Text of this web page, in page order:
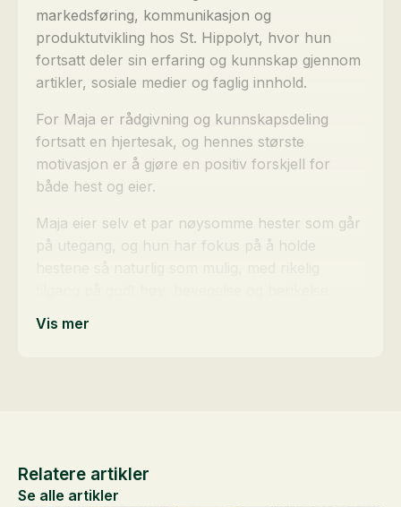
markedsføring, kommunikasjon og
produktutvikling hos St. Hippolyt, hvor hun
fortsatt deler sin erfaring og kunnskap gjennom
artikler, sosiale medier og faglig innhold.
For Maja er rådgivning og kunnskapsdeling
fortsatt en hjertesak, og hennes største
motivasjon er å gjøre en positiv forskjell for
både hest og eier.
Maja eier selv et par nøysomme hester som går
på utegang, og hun har fokus på å holde
Vis mer
Relatere artikler
Se alle artikler